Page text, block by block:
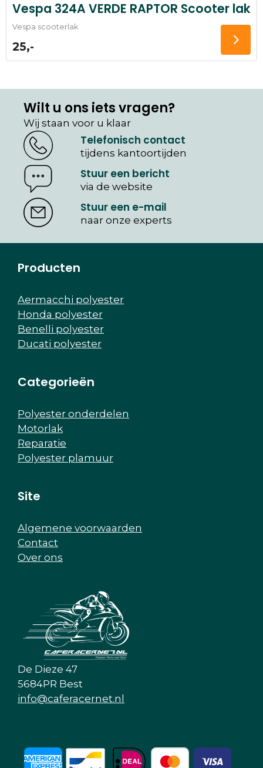
Vespa 324A VERDE RAPTOR Scooter lak
Vespa scooterlak
25,-
Wilt u ons iets vragen?
Wij staan voor u klaar
Telefonisch contact
tijdens kantoortijden
Stuur een bericht
via de website
Stuur een e-mail
naar onze experts
Producten
Aermacchi polyester
Honda polyester
Benelli polyester
Ducati polyester
Categorieën
Polyester onderdelen
Motorlak
Reparatie
Polyester plamuur
Site
Algemene voorwaarden
Contact
Over ons
De Dieze 47
5684PR Best
info@caferacernet.nl